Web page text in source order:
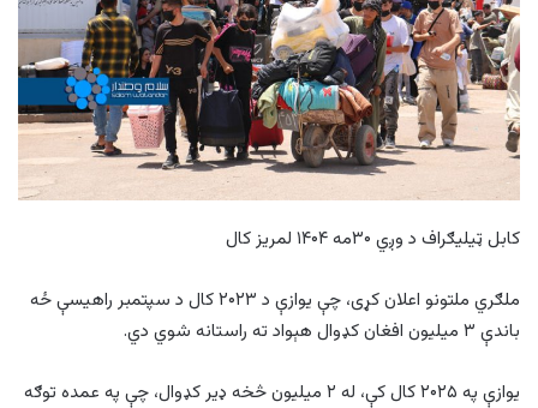
کابل ټیلیګراف د وږي ۳۰مه ۱۴۰۴ لمریز کال
ملګري ملتونو اعلان کړی، چې یوازې د ۲۰۲۳ کال د سپتمبر راهیسې ځه
باندې ۳ میلیون افغان کډوال هېواد ته راستانه شوي دي.
یوازې په ۲۰۲۵ کال کې، له ۲ میلیون څخه ډیر کډوال، چې په عمده توګه